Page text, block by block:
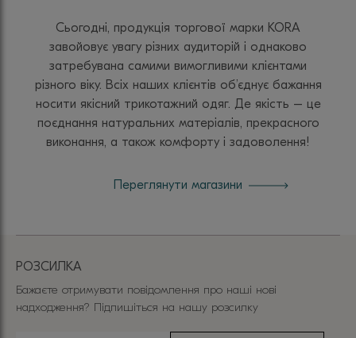
Сьогодні, продукція торгової марки KORA
завойовує увагу різних аудиторій і однаково
затребувана самими вимогливими клієнтами
різного віку. Всіх наших клієнтів об’єднує бажання
носити якісний трикотажний одяг. Де якість – це
поєднання натуральних матеріалів, прекрасного
виконання, а також комфорту і задоволення!
Переглянути магазини
РОЗСИЛКА
Бажаєте отримувати повідомлення про наші нові
надходження? Підпишіться на нашу розсилку